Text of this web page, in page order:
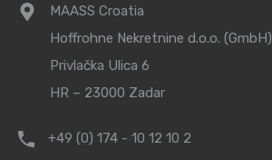
MAASS Croatia
Hoffrohne Nekretnine d.o.o. (GmbH)
Privlačka Ulica 6
HR – 23000 Zadar
+49 (0) 174 - 10 12 10 2